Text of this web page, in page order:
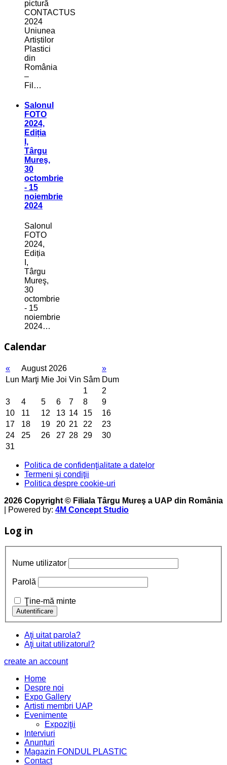
pictură
CONTACTUS
2024
Uniunea
Artiștilor
Plastici
din
România
–
Fil…
Salonul
FOTO
2024,
Ediția
I,
Târgu
Mureş,
30
octombrie
- 15
noiembrie
2024
Salonul
FOTO
2024,
Ediția
I,
Târgu
Mureş,
30
octombrie
- 15
noiembrie
2024…
Calendar
« August 2026
»
Lun Marţi Mie Joi Vin Sâm Dum
1
2
3
4 5 6 7 8
9
10
11 12 13 14 15
16
17
18 19 20 21 22
23
24
25 26 27 28 29
30
31
Politica de confidenţialitate a datelor
Termeni şi condiţii
Politica despre cookie-uri
2026 Copyright © Filiala Târgu Mureş a UAP din România
| Powered by: 4M Concept Studio
Log in
Nume utilizator
Parolă
Ţine-mă minte
Aţi uitat parola?
Aţi uitat utilizatorul?
create an account
Home
Despre noi
Expo Gallery
Artisti membri UAP
Evenimente
Expoziţii
Interviuri
Anunțuri
Magazin FONDUL PLASTIC
Contact